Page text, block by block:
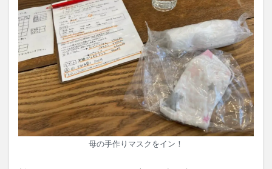
母の手作りマスクをイン！